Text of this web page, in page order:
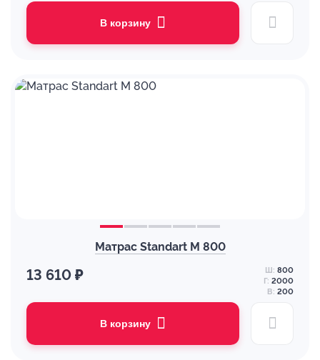
В корзину
Матрас Standart M 800
13 610 ₽ Ш: 800
Г: 2000
В: 200
В корзину